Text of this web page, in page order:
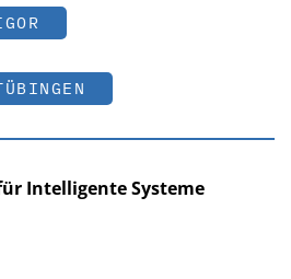
Intelligente Systeme